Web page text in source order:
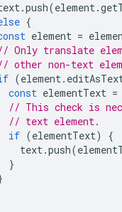
.push(element.
{
element =
Only translate
other non-text
(element.
const elementText =
// This check is
// text element.
if (elementText)
{
text.push(
}